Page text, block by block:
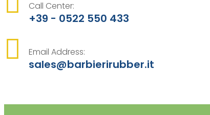
Call Center:
+39 - 0522 550 433
Email Address:
sales@barbierirubber.it